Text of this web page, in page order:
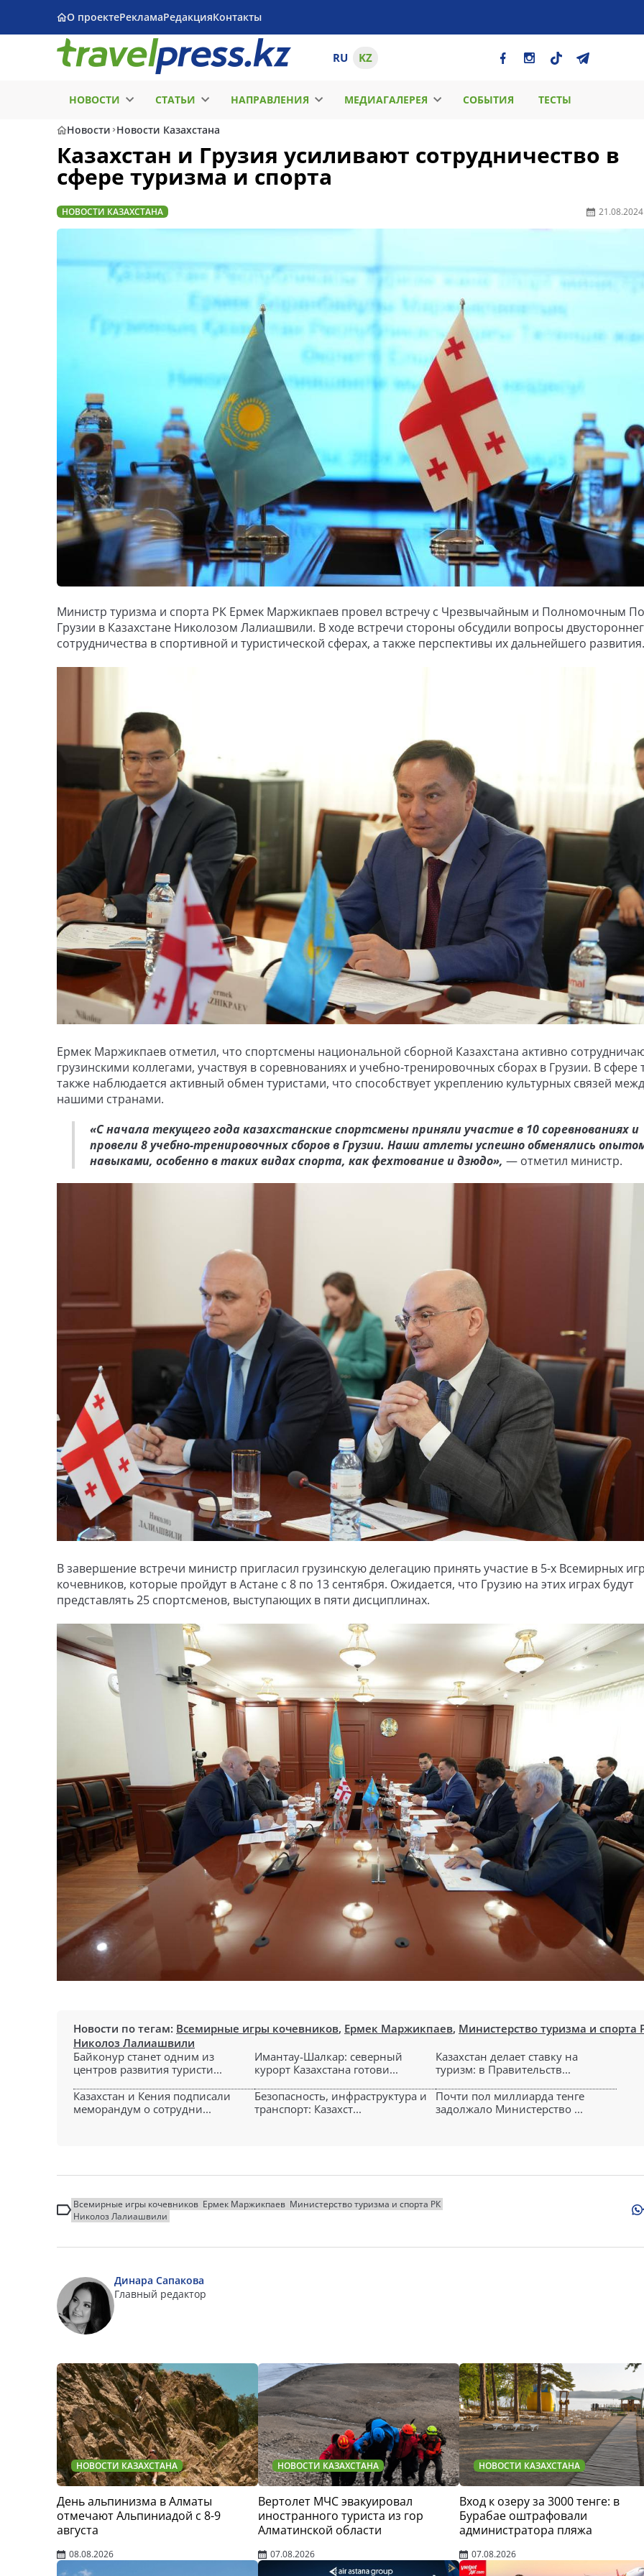
О проектеРекламаРедакцияКонтакты
RU KZ
НОВОСТИ СТАТЬИ НАПРАВЛЕНИЯ МЕДИАГАЛЕРЕЯ СОБЫТИЯ ТЕСТЫ
Новости Новости Казахстана
Казахстан и Грузия усиливают сотрудничество в
сфере туризма и спорта
НОВОСТИ КАЗАХСТАНА 21.08.2024
Министр туризма и спорта РК Ермек Маржикпаев провел встречу с Чрезвычайным и Полномочным
Грузии в Казахстане Николозом Лалиашвили. В ходе встречи стороны обсудили вопросы
сотрудничества в спортивной и туристической сферах, а также перспективы их дальнейшего развития.
Ермек Маржикпаев отметил, что спортсмены национальной сборной Казахстана активно
грузинскими коллегами, участвуя в соревнованиях и учебно-тренировочных сборах в Грузии. В сфере
также наблюдается активный обмен туристами, что способствует укреплению культурных связей
нашими странами.
«С начала текущего года казахстанские спортсмены приняли участие в 10 соревнованиях и
провели 8 учебно-тренировочных сборов в Грузии. Наши атлеты успешно обменялись
навыками, особенно в таких видах спорта, как фехтование и дзюдо», — отметил министр.
В завершение встречи министр пригласил грузинскую делегацию принять участие в 5-х Всемирных
кочевников, которые пройдут в Астане с 8 по 13 сентября. Ожидается, что Грузию на этих играх будут
представлять 25 спортсменов, выступающих в пяти дисциплинах.
Новости по тегам: Всемирные игры кочевников, Ермек Маржикпаев, Министерство туризма и спорта
Николоз Лалиашвили
Байконур станет одним из
центров развития туристи...
Имантау-Шалкар: северный
курорт Казахстана готови...
Казахстан делает ставку на
туризм: в Правительств...
Казахстан и Кения подписали
меморандум о сотрудни...
Безопасность, инфраструктура и
транспорт: Казахст...
Почти пол миллиарда тенге
задолжало Министерство ...
Всемирные игры кочевников Ермек Маржикпаев Министерство туризма и спорта РК
Николоз Лалиашвили
Динара Сапакова
Главный редактор
НОВОСТИ КАЗАХСТАНА
День альпинизма в Алматы
отмечают Альпиниадой с 8-9
августа
08.08.2026
НОВОСТИ КАЗАХСТАНА
Вертолет МЧС эвакуировал
иностранного туриста из гор
Алматинской области
07.08.2026
НОВОСТИ КАЗАХСТАНА
Вход к озеру за 3000 тенге: в
Бурабае оштрафовали
администратора пляжа
07.08.2026